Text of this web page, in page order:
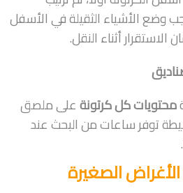
وضع الأشياء الثقيلة في الأسفل
أثناء النقل.
محتويات كل كرتونةعلى ملصق
توفر ساعات من البحث عند
الصغيرة